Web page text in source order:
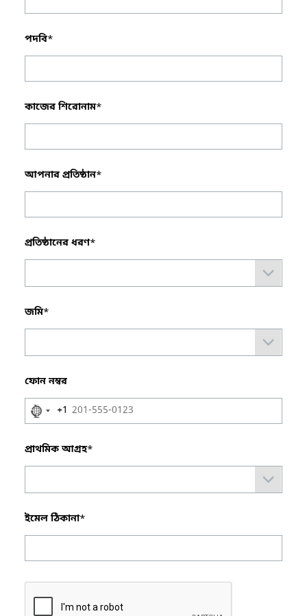
পদবি*
কাজের শিরোনাম*
আপনার প্রতিষ্ঠান*
প্রতিষ্ঠানের ধরণ*
জমি*
ফোন নম্বর
No
country
+1
প্রাথমিক আগ্রহ*
ইমেল ঠিকানা*